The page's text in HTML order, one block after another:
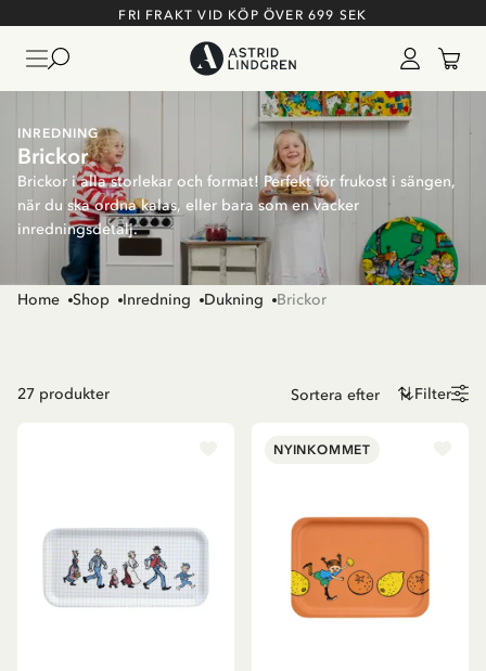
FRI FRAKT VID KÖP ÖVER 699 SEK
INREDNING
Brickor
Brickor i alla storlekar och format! Perfekt för frukost i sängen,
när du ska ordna kalas, eller bara som en vacker
inredningsdetalj.
Home Shop Inredning Dukning Brickor
27 produkter Filter
NYINKOMMET